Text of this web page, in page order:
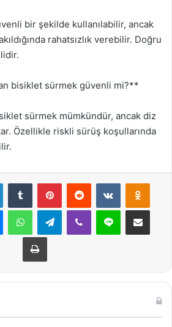
bir şekilde kullanılabilir, ancak
rahatsızlık verebilir. Doğru
bisiklet sürmek güvenli mi?**
sürmek mümkündür, ancak diz
Özellikle riskli sürüş koşullarında
LinkedInTumblr PinterestReddit VKontakte
MessengerWhatsAppTelegramViber Line E-Posta ile
Yazdır